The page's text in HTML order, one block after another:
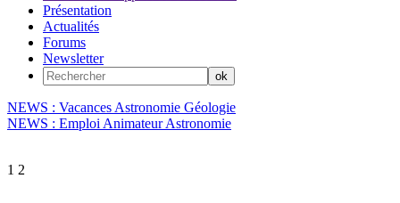
Présentation
Actualités
Forums
Newsletter
NEWS : Vacances Astronomie Géologie
NEWS : Emploi Animateur Astronomie
1 2